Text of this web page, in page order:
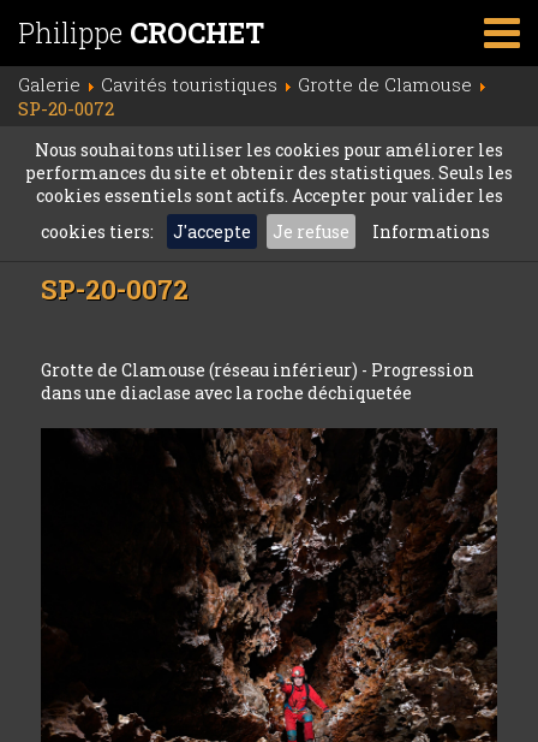
Philippe CROCHET
Galerie Cavités touristiques
Grotte de Clamouse
SP-20-0072
Nous souhaitons utiliser les cookies pour améliorer les
performances du site et obtenir des statistiques. Seuls les
cookies essentiels sont actifs. Accepter pour valider les
cookies tiers:
J'accepte Je refuse Informations
SP-20-0072
Grotte de Clamouse (réseau inférieur) - Progression
dans une diaclase avec la roche déchiquetée